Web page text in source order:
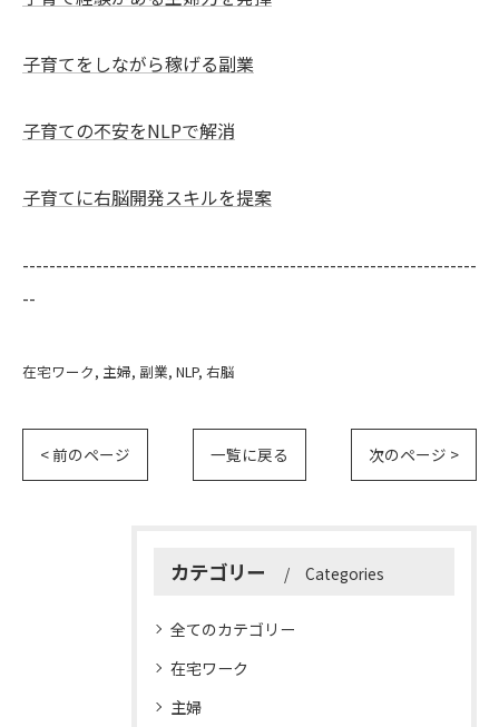
子育てをしながら稼げる副業
子育ての不安をNLPで解消
子育てに右脳開発スキルを提案
--------------------------------------------------------------------
--
在宅ワーク 主婦 副業 NLP 右脳
< 前のページ 一覧に戻る 次のページ >
カテゴリー Categories
全てのカテゴリー
在宅ワーク
主婦